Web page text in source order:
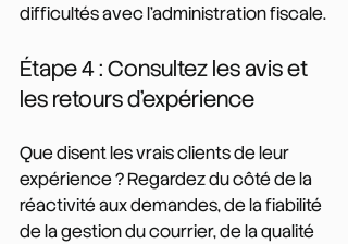
difficultés avec l'administration fiscale.
Étape 4 : Consultez les avis et
les retours d'expérience
Que disent les vrais clients de leur
expérience ? Regardez du côté de la
réactivité aux demandes, de la fiabilité
de la gestion du courrier, de la qualité